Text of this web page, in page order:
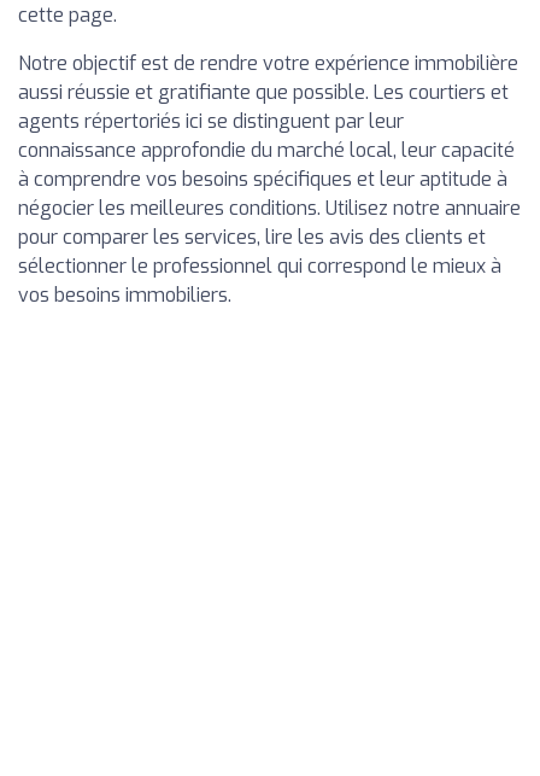
cette page.
Notre objectif est de rendre votre expérience immobilière
aussi réussie et gratifiante que possible. Les courtiers et
agents répertoriés ici se distinguent par leur
connaissance approfondie du marché local, leur capacité
à comprendre vos besoins spécifiques et leur aptitude à
négocier les meilleures conditions. Utilisez notre annuaire
pour comparer les services, lire les avis des clients et
sélectionner le professionnel qui correspond le mieux à
vos besoins immobiliers.